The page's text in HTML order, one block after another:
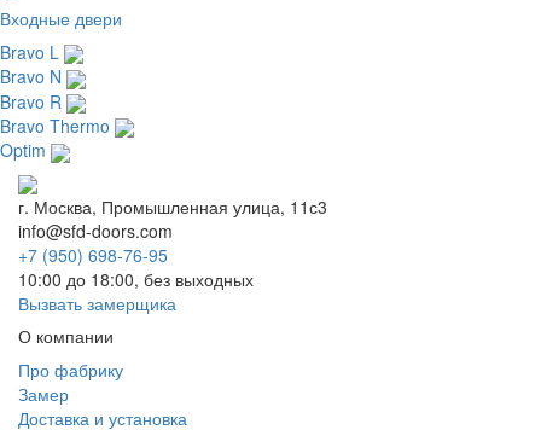
Входные двери
Bravo L
Bravo N
Bravo R
Bravo Thermo
Optim
г. Москва, Промышленная улица, 11с3
info@sfd-doors.com
+7 (950) 698-76-95
10:00 до 18:00, без выходных
Вызвать замерщика
О компании
Про фабрику
Замер
Доставка и установка